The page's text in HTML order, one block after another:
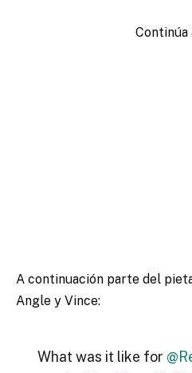
Continúa
A continuación parte del
Angle y Vince:
What was it like for